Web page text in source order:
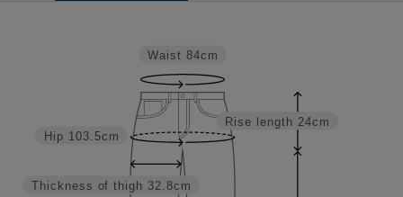
Rise length 24cm
Thickness of thigh 32.8cm
Hip 103.5cm
Waist 84cm